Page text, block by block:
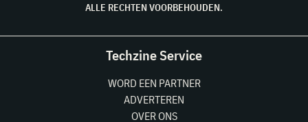
ALLE RECHTEN VOORBEHOUDEN.
Techzine Service
WORD EEN PARTNER
ADVERTEREN
OVER ONS